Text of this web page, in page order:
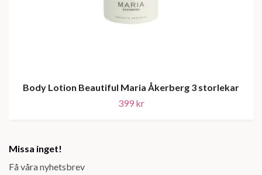
Missa inget!
Få våra nyhetsbrev
Body Lotion Beautiful Maria Åkerberg 3 storlekar
399 kr